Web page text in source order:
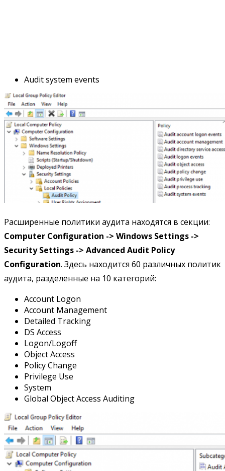
Audit system events
Расширенные политики аудита находятся в секции:
Computer Configuration -> Windows Settings ->
Security Settings -> Advanced Audit Policy
Configuration. Здесь находится 60 различных политик
аудита, разделенные на 10 категорий:
Account Logon
Account Management
Detailed Tracking
DS Access
Logon/Logoff
Object Access
Policy Change
Privilege Use
System
Global Object Access Auditing